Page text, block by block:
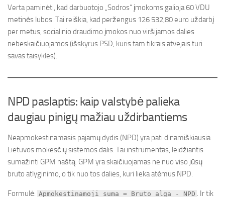
Verta paminėti, kad darbuotojo „Sodros“ įmokoms galioja 60 VDU
metinės lubos. Tai reiškia, kad peržengus 126 532,80 euro uždarbį
per metus, socialinio draudimo įmokos nuo viršijamos dalies
nebeskaičiuojamos (išskyrus PSD, kuris tam tikrais atvejais turi
savas taisykles).
NPD paslaptis: kaip valstybė palieka
daugiau pinigų mažiau uždirbantiems
Neapmokestinamasis pajamų dydis (NPD) yra pati dinamiškiausia
Lietuvos mokesčių sistemos dalis. Tai instrumentas, leidžiantis
sumažinti GPM naštą. GPM yra skaičiuojamas ne nuo viso jūsų
bruto atlyginimo, o tik nuo tos dalies, kuri lieka atėmus NPD.
Formulė: Apmokestinamoji suma = Bruto alga - NPD . Ir tik